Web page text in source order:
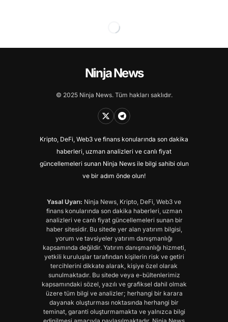
Ninja News
© 2025 Ninja News. Tüm hakları saklıdır.
Kripto, DeFi, Web3 ve finans konularında son dakika
haberleri, uzman analizleri ve canlı fiyat
güncellemeleri sunan Ninja News ile bilgi sahibi olun
ve bir adım önde olun!
Yasal Uyarı: Ninja News, Kripto, DeFi, Web3 ve
finans konularında son dakika haberleri, uzman
analizleri ve canlı fiyat güncellemeleri sunan bir
haber sitesidir. Bu sitede yer alan yatırım bilgisi,
yorum ve tavsiyeler yatırım danışmanlığı
kapsamında değildir. Yatırım danışmanlığı hizmeti,
yetkili kuruluşlar tarafından kişilerin risk ve getiri
tercihlerini dikkate alarak, kişiye özel olarak
sunulmaktadır. Bu sitede veya e-bültenlerimiz
kapsamındaki sözel, yazılı ve grafiksel dahil olmak
üzere tüm bilgi ve analizler; herhangi bir karara
dayanak oluşturması noktasında herhangi bir
teminat, garanti oluşturmamakta ve yalnızca bilgi